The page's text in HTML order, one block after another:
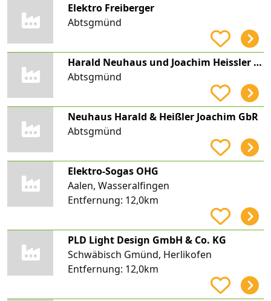
Elektro Freiberger
Abtsgmünd
Harald Neuhaus und Joachim Heissler GbR Multi Solar
Abtsgmünd
Neuhaus Harald & Heißler Joachim GbR
Abtsgmünd
Elektro-Sogas OHG
Aalen, Wasseralfingen
Entfernung: 12,0km
PLD Light Design GmbH & Co. KG
Schwäbisch Gmünd, Herlikofen
Entfernung: 12,0km